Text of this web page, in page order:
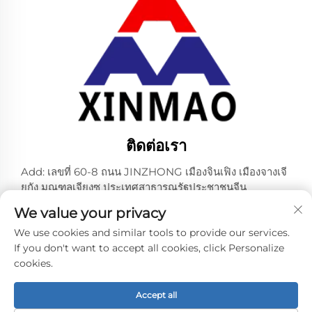
ติดต่อเรา
Add: เลขที่ 60-8 ถนน JINZHONG เมืองจินเฟิง เมืองจางเจี
ยกัง มณฑลเจียงซู ประเทศสาธารณรัฐประชาชนจีน
โทรศัพท์:+86-18952445692
อีเมล:[email protected]
ลิขสิทธิ์ © 2024 โดย ZHANGJIAGANG CITY XINMAO
DRINK MACHINERY CO.,LTD. -
We value your privacy
We use cookies and similar tools to provide our services.
If you don't want to accept all cookies, click Personalize
cookies.
Accept all